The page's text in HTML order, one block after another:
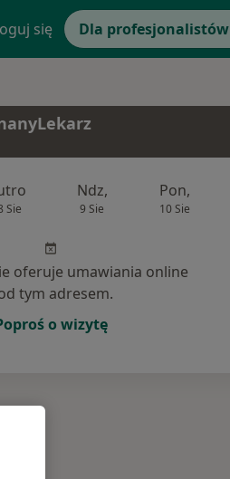
się Dla profesjonalistów
Sie
Ndz,
9 Sie
Pon,
10 Sie
oferuje umawiania online
tym adresem.
o wizytę